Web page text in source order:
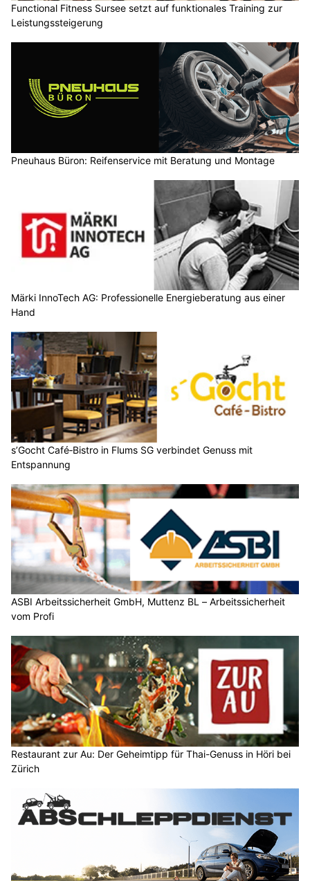
Functional Fitness Sursee setzt auf funktionales Training zur
Leistungssteigerung
Pneuhaus Büron: Reifenservice mit Beratung und Montage
Märki InnoTech AG: Professionelle Energieberatung aus einer
Hand
s’Gocht Café‑Bistro in Flums SG verbindet Genuss mit
Entspannung
ASBI Arbeitssicherheit GmbH, Muttenz BL – Arbeitssicherheit
vom Profi
Restaurant zur Au: Der Geheimtipp für Thai-Genuss in Höri bei
Zürich